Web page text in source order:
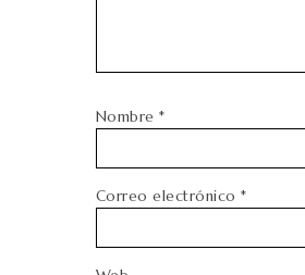
Nombre *
Correo electrónico *